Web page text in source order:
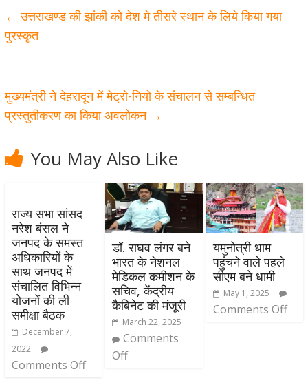
← उत्तराखण्ड की झांकी को देश मे तीसरे स्थान के लिये किया गया
पुरस्कृत
मुख्यमंत्री ने देहरादून में मेट्रो-नियो के संचालन से सम्बन्धित
प्रस्तुतीकरण का किया अवलोकन →
You May Also Like
राज्य सभा सांसद
नरेश बंसल ने
जनपद के समस्त
अधिकारियों के
साथ जनपद में
संचालित विभिन्न
योेजनों की ली
समीक्षा बैठक
December 7,
2022
Comments Off
डॉ. राघव लंगर बने
भारत के नेशनल
मेडिकल कमीशन के
सचिव, केंद्रीय
कैबिनेट की मंजूरी
March 22, 2025
Comments
Off
यमुनोत्री धाम
पहुंचने वाले पहले
सीएम बने धामी
May 1, 2025
Comments Off